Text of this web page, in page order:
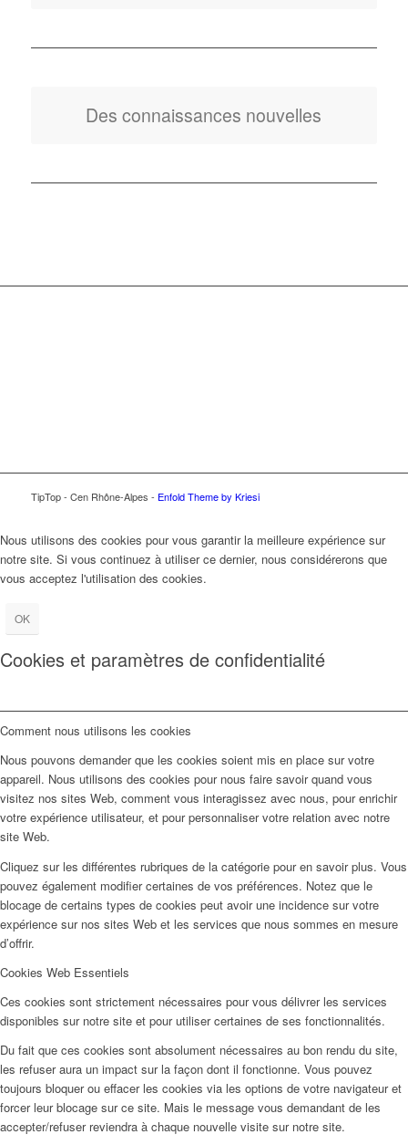
Des connaissances nouvelles
TipTop - Cen Rhône-Alpes - Enfold Theme by Kriesi
Nous utilisons des cookies pour vous garantir la meilleure expérience sur
notre site. Si vous continuez à utiliser ce dernier, nous considérerons que
vous acceptez l'utilisation des cookies.
OK
Cookies et paramètres de confidentialité
Comment nous utilisons les cookies
Nous pouvons demander que les cookies soient mis en place sur votre
appareil. Nous utilisons des cookies pour nous faire savoir quand vous
visitez nos sites Web, comment vous interagissez avec nous, pour enrichir
votre expérience utilisateur, et pour personnaliser votre relation avec notre
site Web.
Cliquez sur les différentes rubriques de la catégorie pour en savoir plus. Vous
pouvez également modifier certaines de vos préférences. Notez que le
blocage de certains types de cookies peut avoir une incidence sur votre
expérience sur nos sites Web et les services que nous sommes en mesure
d’offrir.
Cookies Web Essentiels
Ces cookies sont strictement nécessaires pour vous délivrer les services
disponibles sur notre site et pour utiliser certaines de ses fonctionnalités.
Du fait que ces cookies sont absolument nécessaires au bon rendu du site,
les refuser aura un impact sur la façon dont il fonctionne. Vous pouvez
toujours bloquer ou effacer les cookies via les options de votre navigateur et
forcer leur blocage sur ce site. Mais le message vous demandant de les
accepter/refuser reviendra à chaque nouvelle visite sur notre site.